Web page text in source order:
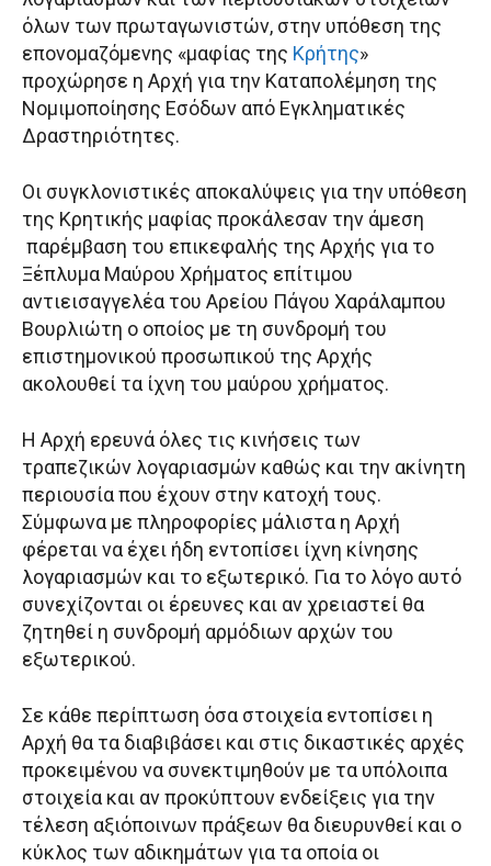
όλων των πρωταγωνιστών, στην υπόθεση της
επονομαζόμενης «μαφίας της Κρήτης»
προχώρησε η Αρχή για την Καταπολέμηση της
Νομιμοποίησης Εσόδων από Εγκληματικές
Δραστηριότητες.
Οι συγκλονιστικές αποκαλύψεις για την υπόθεση
της Κρητικής μαφίας προκάλεσαν την άμεση
παρέμβαση του επικεφαλής της Αρχής για το
Ξέπλυμα Μαύρου Χρήματος επίτιμου
αντιεισαγγελέα του Αρείου Πάγου Χαράλαμπου
Βουρλιώτη ο οποίος με τη συνδρομή του
επιστημονικού προσωπικού της Αρχής
ακολουθεί τα ίχνη του μαύρου χρήματος.
Η Αρχή ερευνά όλες τις κινήσεις των
τραπεζικών λογαριασμών καθώς και την ακίνητη
περιουσία που έχουν στην κατοχή τους.
Σύμφωνα με πληροφορίες μάλιστα η Αρχή
φέρεται να έχει ήδη εντοπίσει ίχνη κίνησης
λογαριασμών και το εξωτερικό. Για το λόγο αυτό
συνεχίζονται οι έρευνες και αν χρειαστεί θα
ζητηθεί η συνδρομή αρμόδιων αρχών του
εξωτερικού.
Σε κάθε περίπτωση όσα στοιχεία εντοπίσει η
Αρχή θα τα διαβιβάσει και στις δικαστικές αρχές
προκειμένου να συνεκτιμηθούν με τα υπόλοιπα
στοιχεία και αν προκύπτουν ενδείξεις για την
τέλεση αξιόποινων πράξεων θα διευρυνθεί και ο
κύκλος των αδικημάτων για τα οποία οι